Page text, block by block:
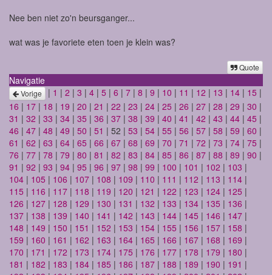
Nee ben niet zo'n beursganger...
wat was je favoriete eten toen je klein was?
Quote
Navigatie
Vorige | 1 | 2 | 3 | 4 | 5 | 6 | 7 | 8 | 9 | 10 | 11 | 12 | 13 | 14 | 15 |
16 | 17 | 18 | 19 | 20 | 21 | 22 | 23 | 24 | 25 | 26 | 27 | 28 | 29 | 30 |
31 | 32 | 33 | 34 | 35 | 36 | 37 | 38 | 39 | 40 | 41 | 42 | 43 | 44 | 45 |
46 | 47 | 48 | 49 | 50 | 51 | 52 | 53 | 54 | 55 | 56 | 57 | 58 | 59 | 60 |
61 | 62 | 63 | 64 | 65 | 66 | 67 | 68 | 69 | 70 | 71 | 72 | 73 | 74 | 75 |
76 | 77 | 78 | 79 | 80 | 81 | 82 | 83 | 84 | 85 | 86 | 87 | 88 | 89 | 90 |
91 | 92 | 93 | 94 | 95 | 96 | 97 | 98 | 99 | 100 | 101 | 102 | 103 |
104 | 105 | 106 | 107 | 108 | 109 | 110 | 111 | 112 | 113 | 114 |
115 | 116 | 117 | 118 | 119 | 120 | 121 | 122 | 123 | 124 | 125 |
126 | 127 | 128 | 129 | 130 | 131 | 132 | 133 | 134 | 135 | 136 |
137 | 138 | 139 | 140 | 141 | 142 | 143 | 144 | 145 | 146 | 147 |
148 | 149 | 150 | 151 | 152 | 153 | 154 | 155 | 156 | 157 | 158 |
159 | 160 | 161 | 162 | 163 | 164 | 165 | 166 | 167 | 168 | 169 |
170 | 171 | 172 | 173 | 174 | 175 | 176 | 177 | 178 | 179 | 180 |
181 | 182 | 183 | 184 | 185 | 186 | 187 | 188 | 189 | 190 | 191 |